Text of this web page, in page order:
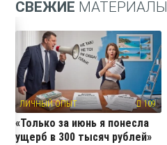
СВЕЖИЕ МАТЕРИАЛЫ
ЛИЧНЫЙ ОПЫТ 109
«Только за июнь я понесла
ущерб в 300 тысяч рублей»